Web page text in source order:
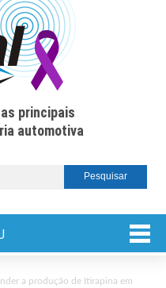
principais
automotiva
a produção de Itirapina em